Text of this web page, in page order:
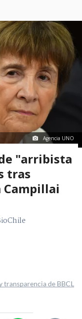
Agencia UNO
"arribista
tras
Campillai
transparencia de BBCL